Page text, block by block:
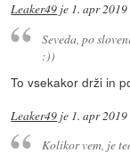
Leaker49 je 1. apr
Seveda, po
:))
To vsekakor drži in
Leaker49 je 1. apr
Kolikor vem, je